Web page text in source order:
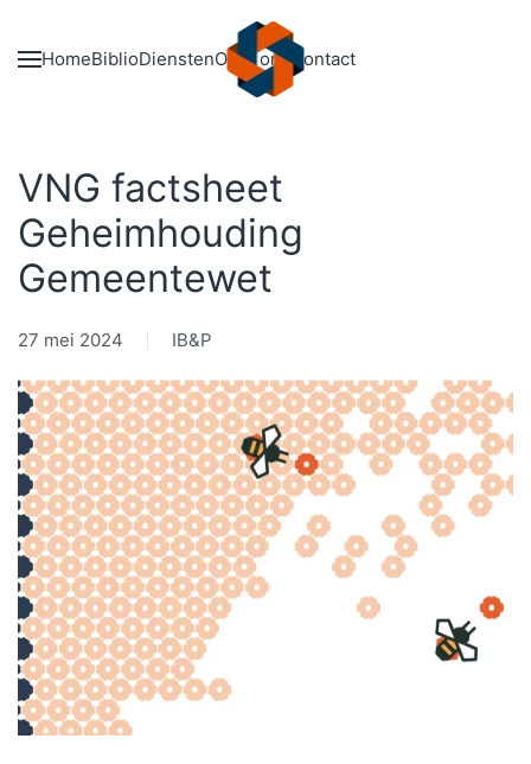
Skip to main content
HomeBiblioDienstenOver onsContact
VNG factsheet
Geheimhouding
Gemeentewet
27 mei 2024 IB&P